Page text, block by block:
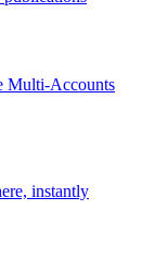
Multi-Accounts
instantly